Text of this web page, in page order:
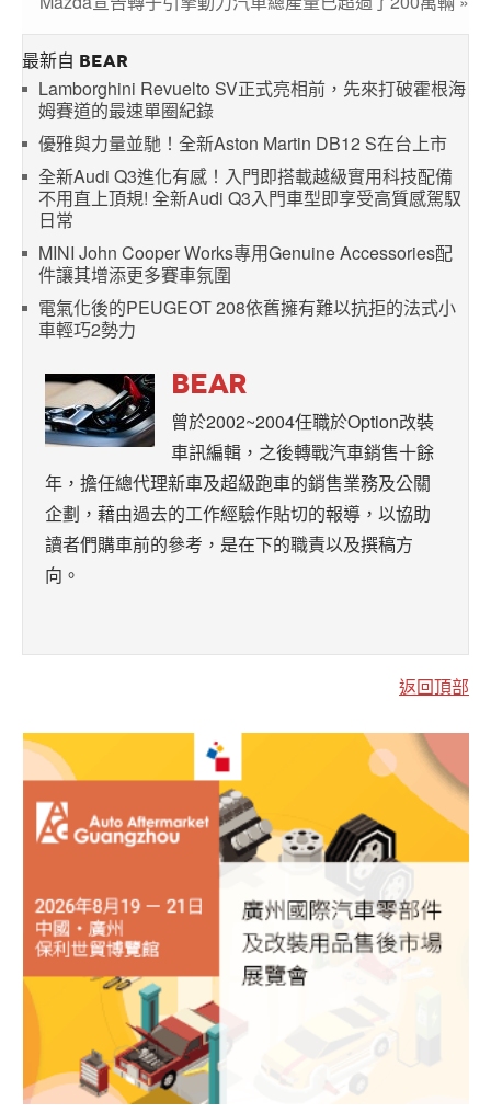
最新自 BEAR
Lamborghini Revuelto SV正式亮相前，先來打破霍根海
姆賽道的最速單圈紀錄
優雅與力量並馳！全新Aston Martin DB12 S在台上市
全新Audi Q3進化有感！入門即搭載越級實用科技配備
不用直上頂規! 全新Audi Q3入門車型即享受高質感駕馭
日常
MINI John Cooper Works專用Genuine Accessories配
件讓其增添更多賽車氛圍
電氣化後的PEUGEOT 208依舊擁有難以抗拒的法式小
車輕巧2勢力
BEAR
曾於2002~2004任職於Option改裝
車訊編輯，之後轉戰汽車銷售十餘
年，擔任總代理新車及超級跑車的銷售業務及公關
企劃，藉由過去的工作經驗作貼切的報導，以協助
讀者們購車前的參考，是在下的職責以及撰稿方
向。
返回頂部